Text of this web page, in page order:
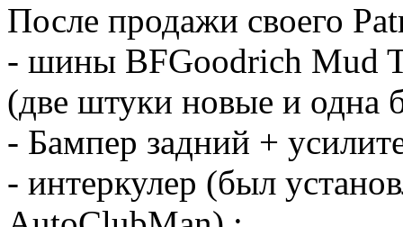
После продажи своего
- шины BFGoodrich Mud
(две штуки новые и одна
- Бампер задний +
- интеркулер (был